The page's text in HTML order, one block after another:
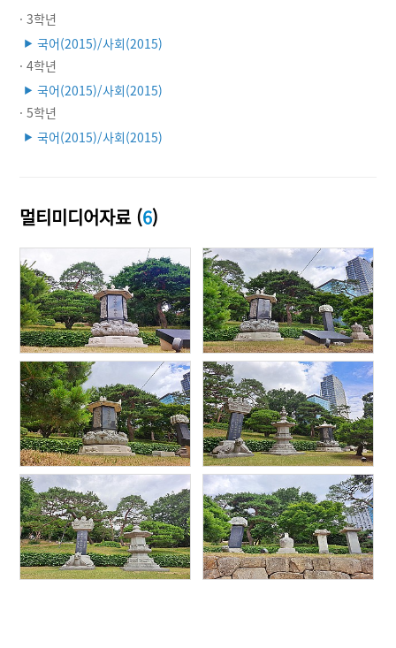
· 3학년
▶ 국어(2015)/사회(2015)
· 4학년
▶ 국어(2015)/사회(2015)
· 5학년
▶ 국어(2015)/사회(2015)
멀티미디어자료 (6)